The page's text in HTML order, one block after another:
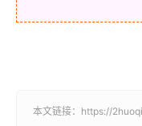
本文链接： https://